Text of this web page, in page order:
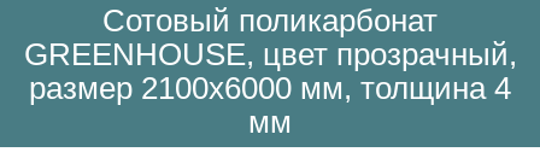
Сотовый поликарбонат
GREENHOUSE, цвет прозрачный,
размер 2100x6000 мм, толщина 4
мм